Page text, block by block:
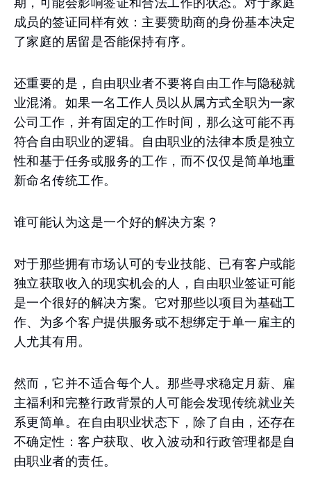
成员的签证同样有效：主要赞助商的身份基本决定
了家庭的居留是否能保持有序。
还重要的是，自由职业者不要将自由工作与隐秘就
业混淆。如果一名工作人员以从属方式全职为一家
公司工作，并有固定的工作时间，那么这可能不再
符合自由职业的逻辑。自由职业的法律本质是独立
性和基于任务或服务的工作，而不仅仅是简单地重
新命名传统工作。
谁可能认为这是一个好的解决方案？
对于那些拥有市场认可的专业技能、已有客户或能
独立获取收入的现实机会的人，自由职业签证可能
是一个很好的解决方案。它对那些以项目为基础工
作、为多个客户提供服务或不想绑定于单一雇主的
人尤其有用。
然而，它并不适合每个人。那些寻求稳定月薪、雇
主福利和完整行政背景的人可能会发现传统就业关
系更简单。在自由职业状态下，除了自由，还存在
不确定性：客户获取、收入波动和行政管理都是自
由职业者的责任。